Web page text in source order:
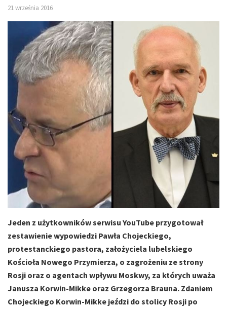
21 września 2016
Jeden z użytkowników serwisu YouTube przygotował
zestawienie wypowiedzi Pawła Chojeckiego,
protestanckiego pastora, założyciela lubelskiego
Kościoła Nowego Przymierza, o zagrożeniu ze strony
Rosji oraz o agentach wpływu Moskwy, za których uważa
Janusza Korwin-Mikke oraz Grzegorza Brauna. Zdaniem
Chojeckiego Korwin-Mikke jeździ do stolicy Rosji po